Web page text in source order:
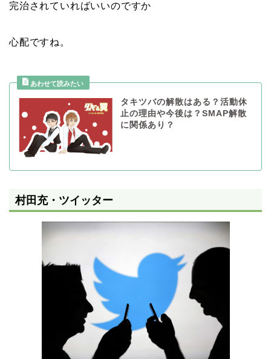
完治されていればいいのですか
心配ですね。
タキツバの解散はある？活動休
止の理由や今後は？SMAP解散
に関係あり？
村田充・ツイッター